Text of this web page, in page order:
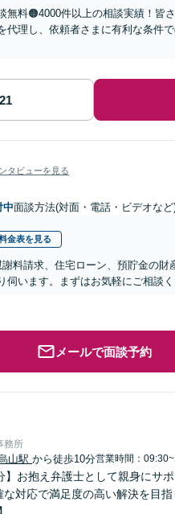
無料🟠4000件以上の相談実績！皆
代理し、依頼者さまに有利な条件
タビューを見る
中面談方法(対面・電話・ビデオな
金表を見る
謝料請求、住宅ローン、預貯金の
伺います。まずはお気軽にご相談
メールで面談予約
務所
山駅 から徒歩10分営業時間：
】お抱え弁護士として親身に
対応で満足度の高い解決を目